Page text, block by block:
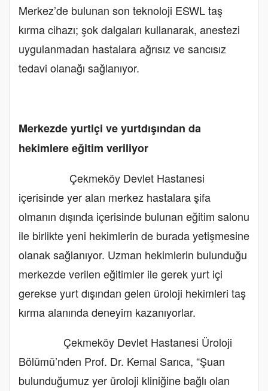
Merkez’de bulunan son teknoloji ESWL taş
kırma cihazı; şok dalgaları kullanarak, anestezi
uygulanmadan hastalara ağrısız ve sancısız
tedavi olanağı sağlanıyor.
Merkezde yurtiçi ve yurtdışından da
hekimlere eğitim veriliyor
Çekmeköy Devlet Hastanesi
içerisinde yer alan merkez hastalara şifa
olmanın dışında içerisinde bulunan eğitim salonu
ile birlikte yeni hekimlerin de burada yetişmesine
olanak sağlanıyor. Uzman hekimlerin bulunduğu
merkezde verilen eğitimler ile gerek yurt içi
gerekse yurt dışından gelen üroloji hekimleri taş
kırma alanında deneyim kazanıyorlar.
Çekmeköy Devlet Hastanesi Üroloji
Bölümü’nden Prof. Dr. Kemal Sarıca, “Şuan
bulunduğumuz yer üroloji kliniğine bağlı olan